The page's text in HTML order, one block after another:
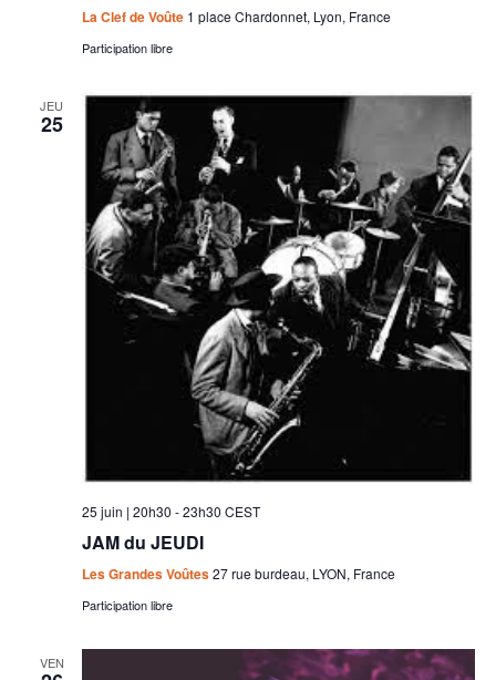
La Clef de Voûte 1 place Chardonnet, Lyon, France
Participation libre
JEU
25
25 juin | 20h30 -23h30 CEST
JAM du JEUDI
Les Grandes Voûtes27 rue burdeau, LYON, France
Participation libre
VEN